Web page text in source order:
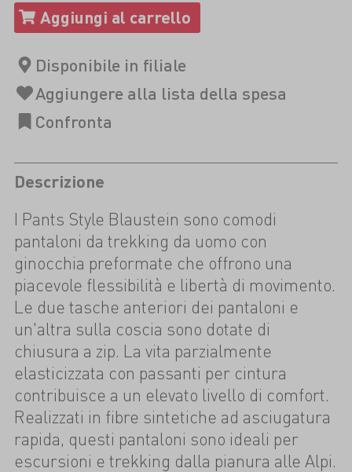
Descrizione
I Pants Style Blaustein sono comodi
pantaloni da trekking da uomo con
ginocchia preformate che offrono una
piacevole flessibilità e libertà di movimento.
Le due tasche anteriori dei pantaloni e
un'altra sulla coscia sono dotate di
chiusura a zip. La vita parzialmente
elasticizzata con passanti per cintura
contribuisce a un elevato livello di comfort.
Realizzati in fibre sintetiche ad asciugatura
rapida, questi pantaloni sono ideali per
escursioni e trekking dalla pianura alle Alpi.